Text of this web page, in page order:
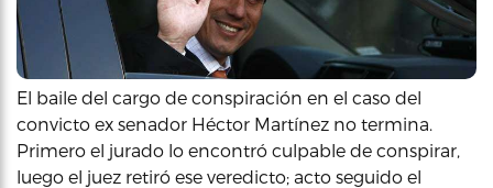
El baile del cargo de conspiración en el caso del
convicto ex senador Héctor Martínez no termina.
Primero el jurado lo encontró culpable de conspirar,
luego el juez retiró ese veredicto; acto seguido el